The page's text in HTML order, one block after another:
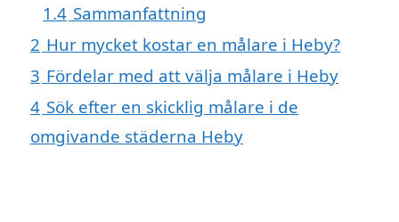
1.4 Sammanfattning
2 Hur mycket kostar en målare i Heby?
3 Fördelar med att välja målare i Heby
4 Sök efter en skicklig målare i de
omgivande städerna Heby